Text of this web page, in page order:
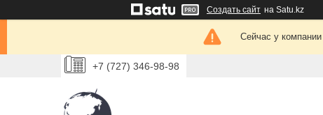
Создать сайт на Satu.kz
Сейчас у
+7 (727) 346-98-98